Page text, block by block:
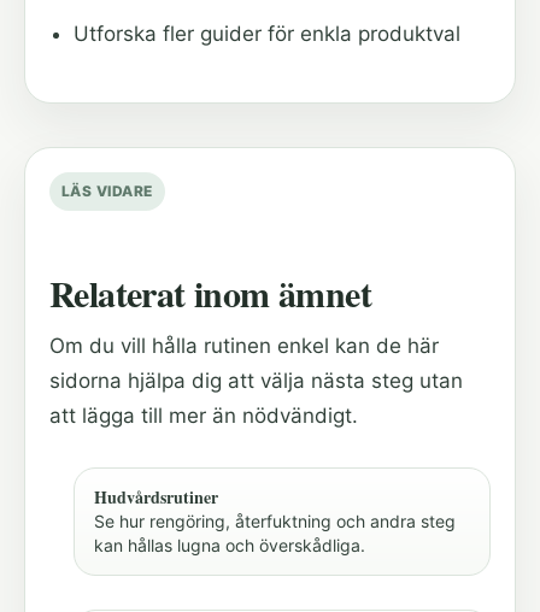
Utforska fler guider för enkla produktval
LÄS VIDARE
Relaterat inom ämnet
Om du vill hålla rutinen enkel kan de här
sidorna hjälpa dig att välja nästa steg utan
att lägga till mer än nödvändigt.
Hudvårdsrutiner
Se hur rengöring, återfuktning och andra steg
kan hållas lugna och överskådliga.